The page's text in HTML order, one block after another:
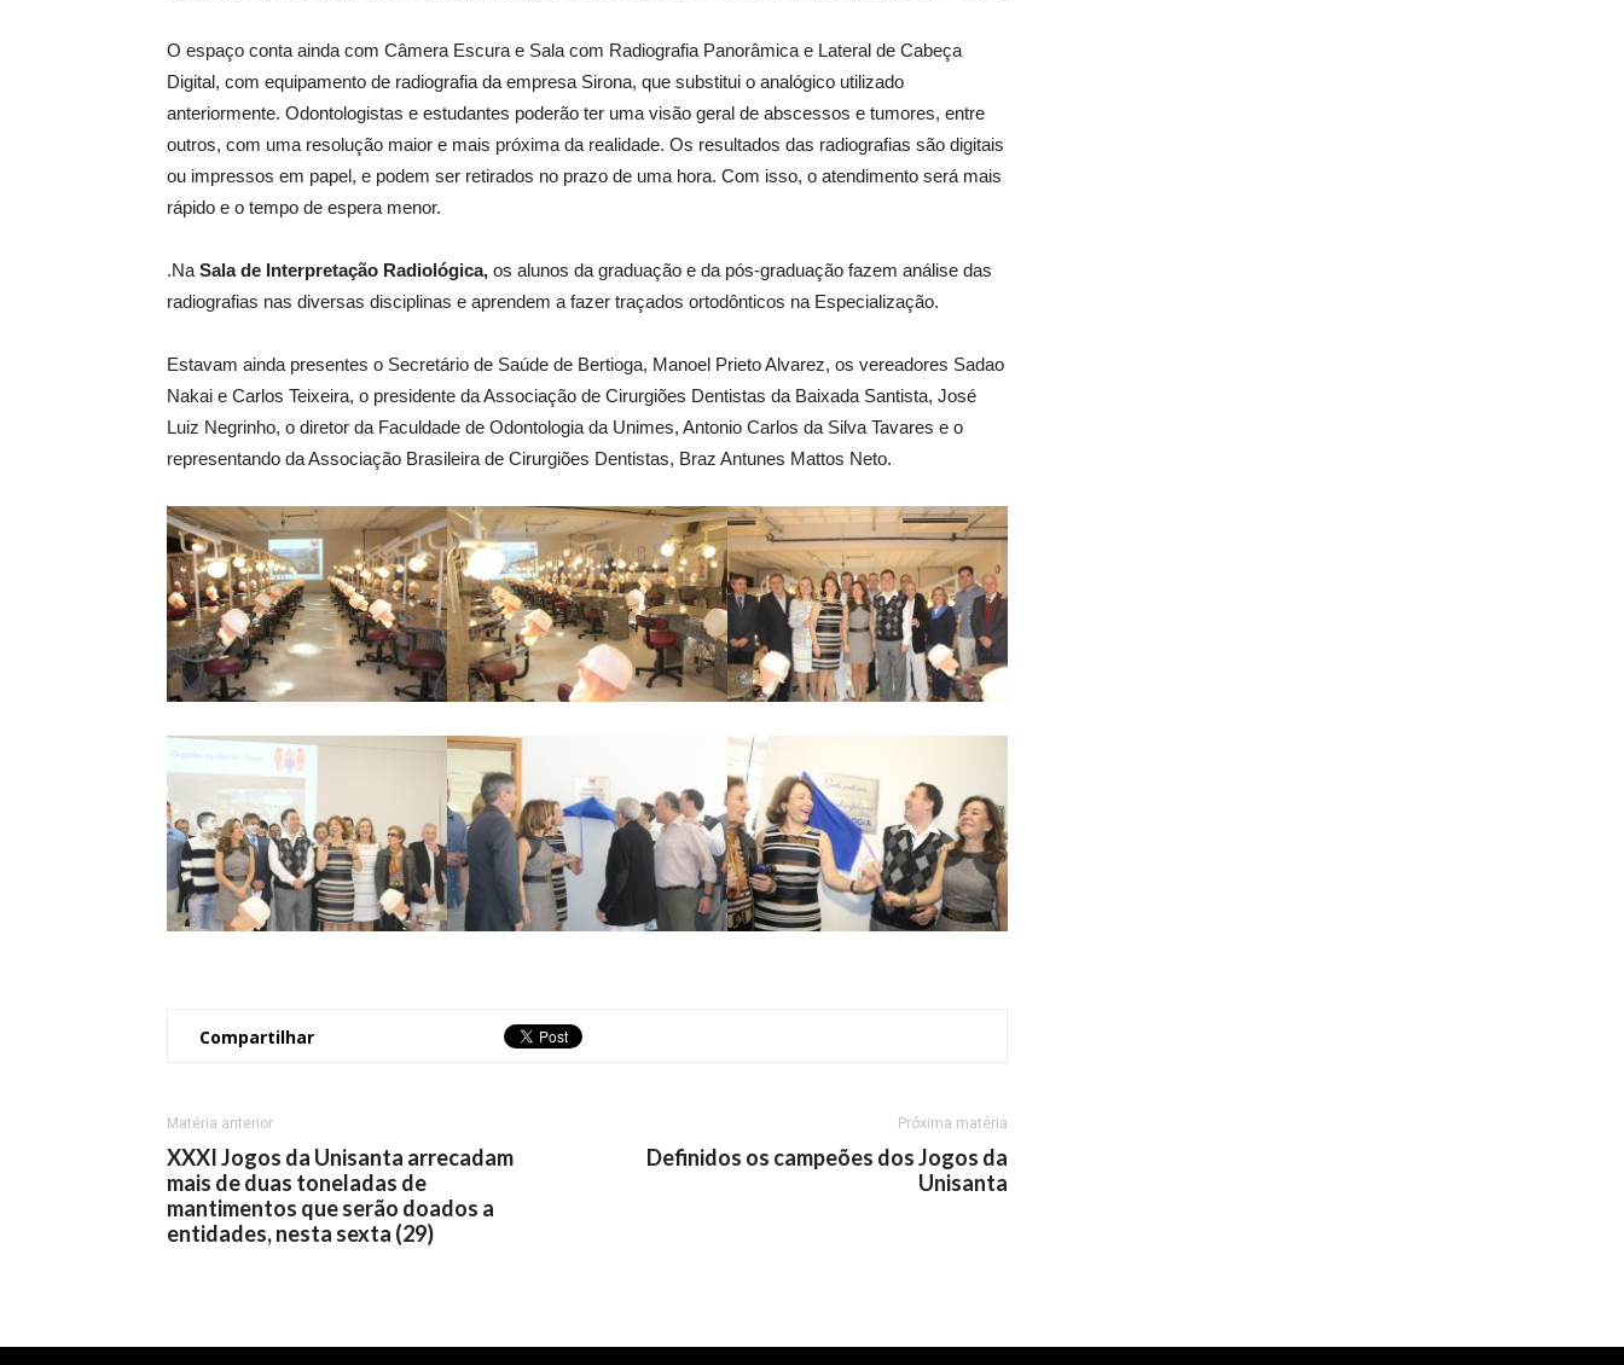
O espaço conta ainda com Câmera Escura e Sala com Radiografia Panorâmica e Lateral de Cabeça
Digital, com equipamento de radiografia da empresa Sirona, que substitui o analógico utilizado
anteriormente. Odontologistas e estudantes poderão ter uma visão geral de abscessos e tumores, entre
outros, com uma resolução maior e mais próxima da realidade. Os resultados das radiografias são digitais
ou impressos em papel, e podem ser retirados no prazo de uma hora. Com isso, o atendimento será mais
rápido e o tempo de espera menor.
.Na Sala de Interpretação Radiológica, os alunos da graduação e da pós-graduação fazem análise das
radiografias nas diversas disciplinas e aprendem a fazer traçados ortodônticos na Especialização.
Estavam ainda presentes o Secretário de Saúde de Bertioga, Manoel Prieto Alvarez, os vereadores Sadao
Nakai e Carlos Teixeira, o presidente da Associação de Cirurgiões Dentistas da Baixada Santista, José
Luiz Negrinho, o diretor da Faculdade de Odontologia da Unimes, Antonio Carlos da Silva Tavares e o
representando da Associação Brasileira de Cirurgiões Dentistas, Braz Antunes Mattos Neto.
Compartilhar
Matéria anterior
XXXI Jogos da Unisanta arrecadam
mais de duas toneladas de
mantimentos que serão doados a
entidades, nesta sexta (29)
Próxima matéria
Definidos os campeões dos Jogos da
Unisanta